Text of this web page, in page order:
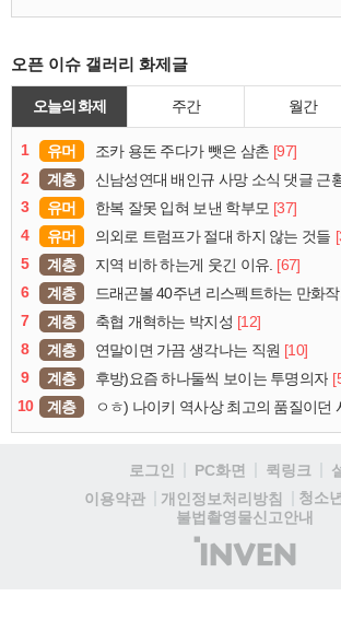
오픈 이슈 갤러리 화제글
오늘의 화제 주간 월간
1 유머 조카 용돈 주다가 뺏은 삼촌 [97]
2
계층 신남성연대 배인규 사망 소식 댓글 근
3
유머 한복 잘못 입혀 보낸 학부모 [37]
4
유머 의외로 트럼프가 절대 하지 않는 것들
5
계층 지역 비하 하는게 웃긴 이유. [67]
6
계층 드래곤볼 40주년 리스펙트하는 만화
7
계층 축협 개혁하는 박지성 [12]
8
계층 연말이면 가끔 생각나는 직원 [10]
9
계층 후방)요즘 하나둘씩 보이는 투명의자
10
계층 ㅇㅎ) 나이키 역사상 최고의 품질이던
로그인 PC화면 퀵링크
이용약관
개인정보처리방침
청소
불법촬영물신고안내
(주)
인